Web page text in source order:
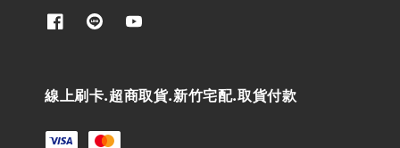
線上刷卡.超商取貨.新竹宅配.取貨付款